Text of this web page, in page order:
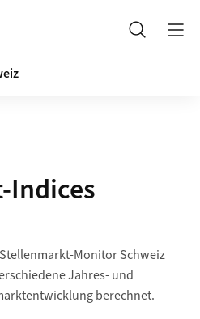
Suche
Indices
Monitor Schweiz
Jahres- und
berechnet.